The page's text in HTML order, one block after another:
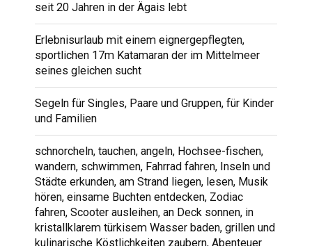
seit 20 Jahren in der Ägais lebt
Erlebnisurlaub mit einem eignergepflegten,
sportlichen 17m Katamaran der im Mittelmeer
seines gleichen sucht
Segeln für Singles, Paare und Gruppen, für Kinder
und Familien
schnorcheln, tauchen, angeln, Hochsee-fischen,
wandern, schwimmen, Fahrrad fahren, Inseln und
Städte erkunden, am Strand liegen, lesen, Musik
hören, einsame Buchten entdecken, Zodiac
fahren, Scooter ausleihen, an Deck sonnen, in
kristallklarem türkisem Wasser baden, grillen und
kulinarische Köstlichkeiten zaubern, Abenteuer